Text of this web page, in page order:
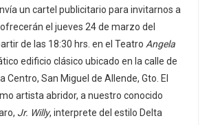
un cartel publicitario para invitarnos a
el jueves 24 de marzo del
de las 18:30 hrs. en el Teatro Angela
edificio clásico ubicado en la calle de
Centro, San Miguel de Allende, Gto. El
artista abridor, a nuestro conocido
Jr. Willy, interprete del estilo Delta